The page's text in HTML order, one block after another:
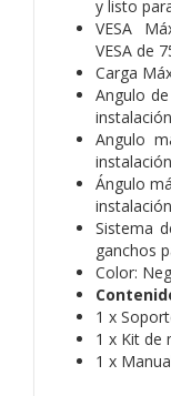
y listo
VESA
VESA de
Carga
Angulo
Angulo
Ángulo
Sistema
ganchos
Color:
1 x
1 x Kit de
1 x